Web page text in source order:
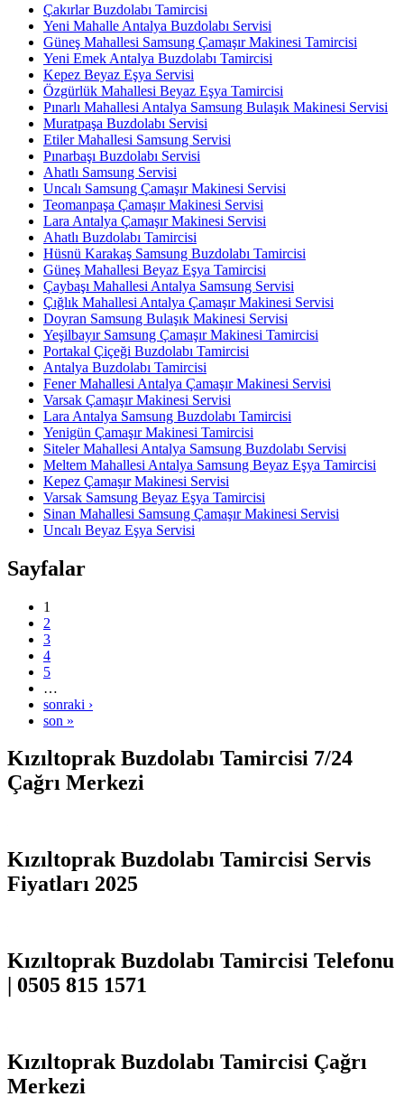
Çakırlar Buzdolabı Tamircisi
Yeni Mahalle Antalya Buzdolabı Servisi
Güneş Mahallesi Samsung Çamaşır Makinesi Tamircisi
Yeni Emek Antalya Buzdolabı Tamircisi
Kepez Beyaz Eşya Servisi
Özgürlük Mahallesi Beyaz Eşya Tamircisi
Pınarlı Mahallesi Antalya Samsung Bulaşık Makinesi Servisi
Muratpaşa Buzdolabı Servisi
Etiler Mahallesi Samsung Servisi
Pınarbaşı Buzdolabı Servisi
Ahatlı Samsung Servisi
Uncalı Samsung Çamaşır Makinesi Servisi
Teomanpaşa Çamaşır Makinesi Servisi
Lara Antalya Çamaşır Makinesi Servisi
Ahatlı Buzdolabı Tamircisi
Hüsnü Karakaş Samsung Buzdolabı Tamircisi
Güneş Mahallesi Beyaz Eşya Tamircisi
Çaybaşı Mahallesi Antalya Samsung Servisi
Çığlık Mahallesi Antalya Çamaşır Makinesi Servisi
Doyran Samsung Bulaşık Makinesi Servisi
Yeşilbayır Samsung Çamaşır Makinesi Tamircisi
Portakal Çiçeği Buzdolabı Tamircisi
Antalya Buzdolabı Tamircisi
Fener Mahallesi Antalya Çamaşır Makinesi Servisi
Varsak Çamaşır Makinesi Servisi
Lara Antalya Samsung Buzdolabı Tamircisi
Yenigün Çamaşır Makinesi Tamircisi
Siteler Mahallesi Antalya Samsung Buzdolabı Servisi
Meltem Mahallesi Antalya Samsung Beyaz Eşya Tamircisi
Kepez Çamaşır Makinesi Servisi
Varsak Samsung Beyaz Eşya Tamircisi
Sinan Mahallesi Samsung Çamaşır Makinesi Servisi
Uncalı Beyaz Eşya Servisi
Sayfalar
1
2
3
4
5
…
sonraki ›
son »
Kızıltoprak Buzdolabı Tamircisi 7/24
Çağrı Merkezi
Kızıltoprak Buzdolabı Tamircisi Servis
Fiyatları 2025
Kızıltoprak Buzdolabı Tamircisi Telefonu
| 0505 815 1571
Kızıltoprak Buzdolabı Tamircisi Çağrı
Merkezi